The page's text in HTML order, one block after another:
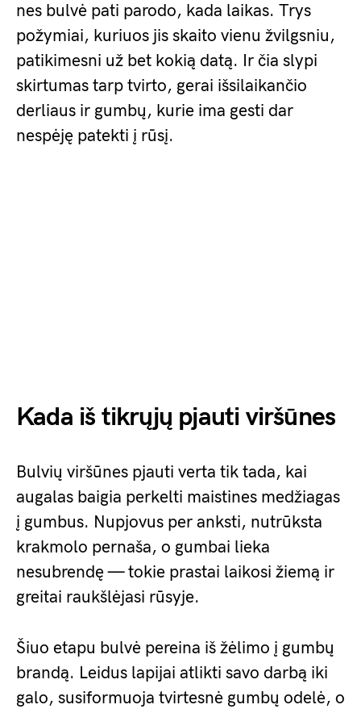
nes bulvė pati parodo, kada laikas. Trys
požymiai, kuriuos jis skaito vienu žvilgsniu,
patikimesni už bet kokią datą. Ir čia slypi
skirtumas tarp tvirto, gerai išsilaikančio
derliaus ir gumbų, kurie ima gesti dar
nespėję patekti į rūsį.
Kada iš tikrųjų pjauti viršūnes
Bulvių viršūnes pjauti verta tik tada, kai
augalas baigia perkelti maistines medžiagas
į gumbus. Nupjovus per anksti, nutrūksta
krakmolo pernaša, o gumbai lieka
nesubrendę — tokie prastai laikosi žiemą ir
greitai raukšlėjasi rūsyje.
Šiuo etapu bulvė pereina iš žėlimo į gumbų
brandą. Leidus lapijai atlikti savo darbą iki
galo, susiformuoja tvirtesnė gumbų odelė, o